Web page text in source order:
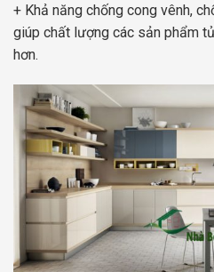
+ Khả năng chống cong vênh,
giúp chất lượng các sản phẩm
hơn.